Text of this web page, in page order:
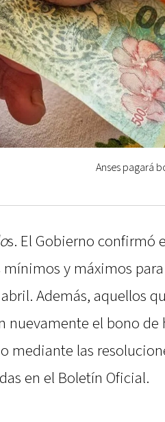
Anses pagará
s. El Gobierno confirmó
y máximos
Además, aquellos
el bono de
mediante las
en el Boletín Oficial.